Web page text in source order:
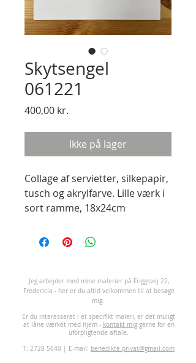
Skytsengel
061221
400,00 kr.
Ikke på lager
Collage af servietter, silkepapir,
tusch og akrylfarve. Lille værk i
sort ramme, 18x24cm
eg arbejder med mine malerier på Friggsvej 22,
Fredericia - her er du altid velkommen til at besøge
mig.
Er du interesseret i et specifikt maleri, er det muligt
at låne værket med hjem - kontakt miggerne for en
uforpligtende aftale.
T: 2728 5640 | E-mail: benedikte.privat@gmail.com